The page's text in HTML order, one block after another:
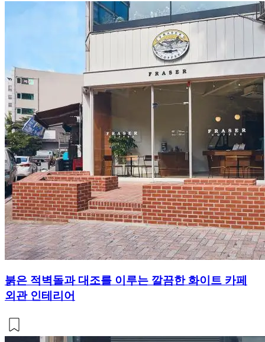
붉은 적벽돌과 대조를 이루는 깔끔한 화이트 카페
외관 인테리어